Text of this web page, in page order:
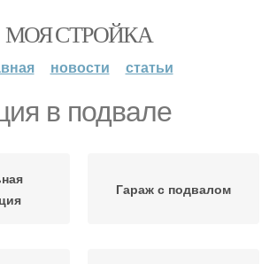
МОЯ СТРОЙКА
новости статьи
в подвале
Гараж с подвалом